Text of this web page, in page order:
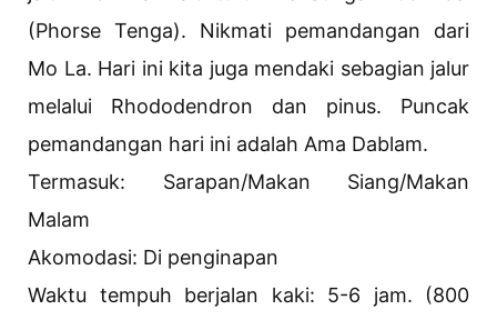
(Phorse Tenga). Nikmati pemandangan dari
Mo La. Hari ini kita juga mendaki sebagian jalur
melalui Rhododendron dan pinus. Puncak
pemandangan hari ini adalah Ama Dablam.
Termasuk: Sarapan/Makan Siang/Makan
Malam
Akomodasi: Di ​​penginapan
Waktu tempuh berjalan kaki: 5-6 jam. (800